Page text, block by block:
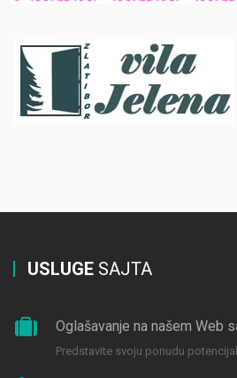
USLUGE SAJTA
Oglašavanje na našem Web
Predstavite svoju ponudu